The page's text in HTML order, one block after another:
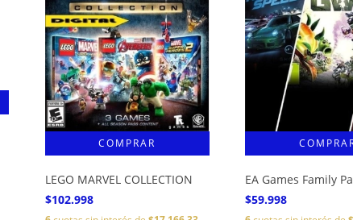
LEGO MARVEL COLLECTION
$102.998
EA Games Family
$59.998